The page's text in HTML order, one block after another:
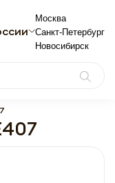
Москва
Санкт-Петербург
Новосибирск